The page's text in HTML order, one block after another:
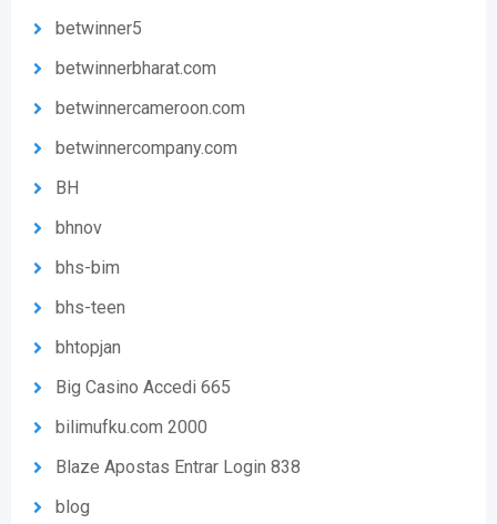
betwinner5
betwinnerbharat.com
betwinnercameroon.com
betwinnercompany.com
BH
bhnov
bhs-bim
bhs-teen
bhtopjan
Big Casino Accedi 665
bilimufku.com 2000
Blaze Apostas Entrar Login 838
blog